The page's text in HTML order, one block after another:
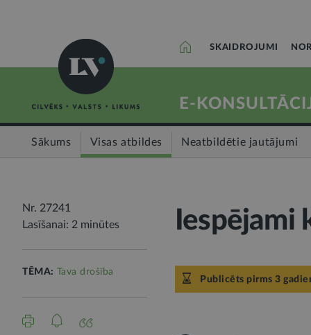
SKAIDROJUMI
E-
Sākums Visas atbildes Neatbildētie jautājumi
Nr. 27241
Lasīšanai: 2 minūtes
TĒMA: Tava drošība
Iespējami
Publicēts pirms 3